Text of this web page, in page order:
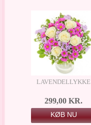
LAVENDELLYKKE
299,00 KR.
KØB NU